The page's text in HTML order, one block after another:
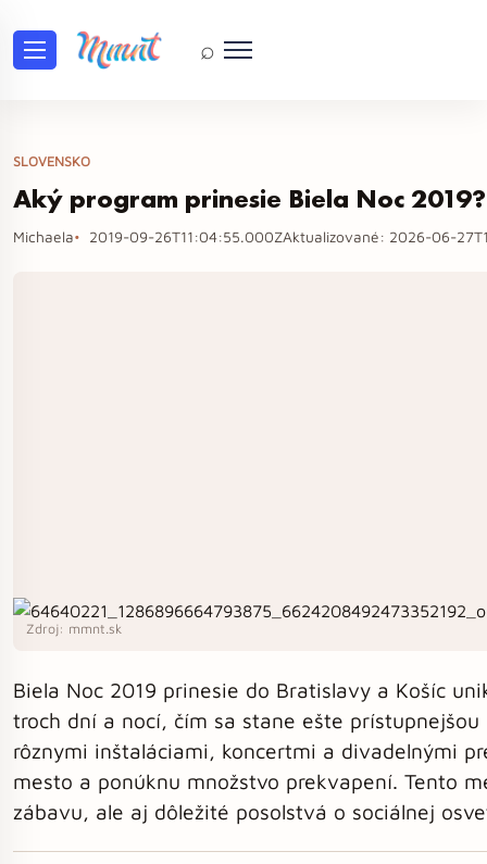
⌕
SLOVENSKO
Aký program prinesie Biela Noc 2019?
Michaela 2019-09-26T11:04:55.000ZAktualizované: 2026-06-
Zdroj: mmnt.sk
Biela Noc 2019 prinesie do Bratislavy a Košíc
troch dní a nocí, čím sa stane ešte
rôznymi inštaláciami, koncertmi a divadelnými
mesto a ponúknu množstvo prekvapení. Tento
zábavu, ale aj dôležité posolstvá o sociálnej